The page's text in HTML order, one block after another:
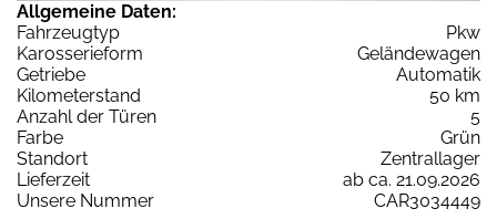
Allgemeine Daten:
Fahrzeugtyp
Pkw
Karosserieform
Geländewagen
Getriebe
Automatik
Kilometerstand
50 km
Anzahl der Türen
5
Farbe
Grün
Standort
Zentrallager
Lieferzeit
ab ca. 21.09.2026
Unsere Nummer
CAR3034449